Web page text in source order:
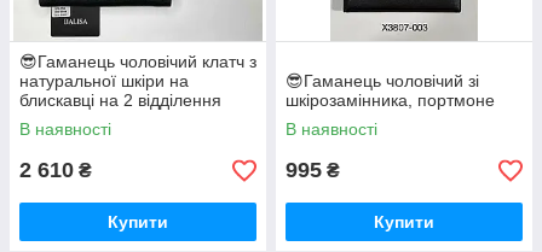
😎Гаманець чоловічий клатч з
натуральної шкіри на
блискавці на 2 відділення
"BALISA" BA6-9003
В наявності
2 610 ₴
Купити
😎Гаманець чоловічий зі
шкірозамінника, портмоне
В наявності
995 ₴
Купити